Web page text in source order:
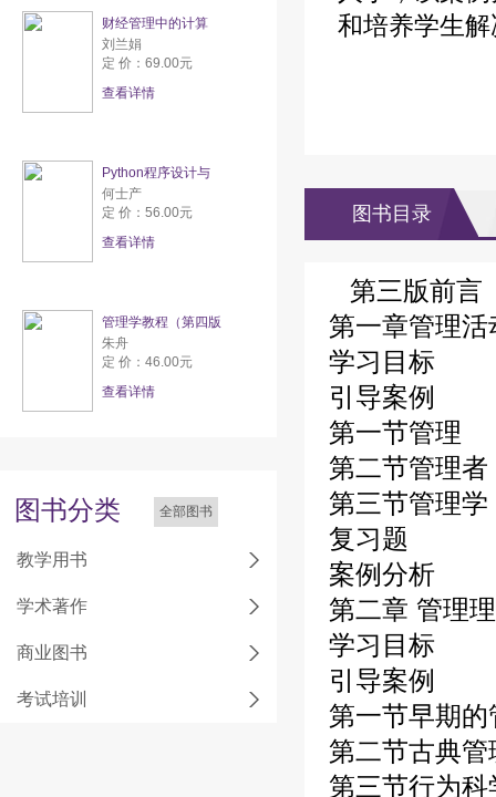
财经管理中的计算
刘兰娟
定 价：69.00元
查看详情
Python程序设计与
何士产
定 价：56.00元
查看详情
管理学教程（第四版
朱舟
定 价：46.00元
查看详情
图书分类 全部图书
教学用书
学术著作
商业图书
考试培训
和培养学生
图书目录
第三版前言
第一章管理
学习目标
引导案例
第一节管理
第二节管理者
第三节管理学
复习题
案例分析
第二章 管理
学习目标
引导案例
第一节早期
第二节古典管
第三节行为科